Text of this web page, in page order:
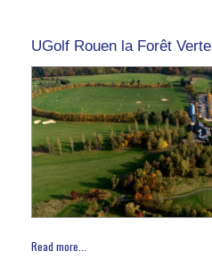
UGolf Rouen la Forêt Verte
Read more...